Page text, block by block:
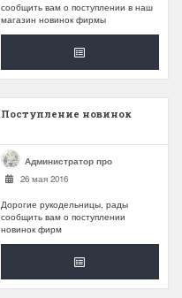
Спешите купить...
Анастасия Туманова
22 мая 2024 13:01
сообщить вам о поступлении в наш
магазин новинок фирмы
Поступление новинок
Администратор про
26 мая 2016
Дорогие рукодельницы, рады
сообщить вам о поступлении
новинок фирм